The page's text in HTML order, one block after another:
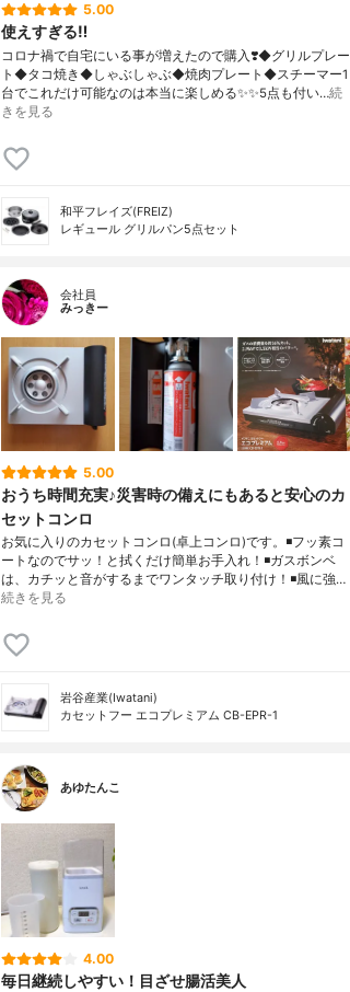
5.00
使えすぎる‼️
コロナ禍で自宅にいる事が増えたので購入❣️◆グリルプレー
ト◆タコ焼き◆しゃぶしゃぶ◆焼肉プレート◆スチーマー1
台でこれだけ可能なのは本当に楽しめる✨✨5点も付い…続
きを見る
和平フレイズ(FREIZ)
レギュール グリルパン5点セット
会社員
みっきー
5.00
おうち時間充実♪災害時の備えにもあると安心のカ
セットコンロ
お気に入りのカセットコンロ(卓上コンロ)です。◾フッ素コ
ートなのでサッ！と拭くだけ簡単お手入れ！◾ガスボンベ
は、カチッと音がするまでワンタッチ取り付け！◾風に強…
続きを見る
岩谷産業(Iwatani)
カセットフー エコプレミアム CB-EPR-1
あゆたんこ
4.00
毎日継続しやすい！目ざせ腸活美人